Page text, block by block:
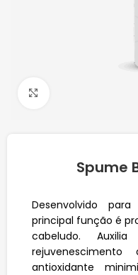
Spume
Desenvolvido
principal função é
cabeludo.
antioxidante